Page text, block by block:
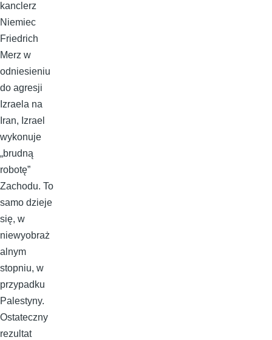
kanclerz
Niemiec
Friedrich
Merz w
odniesieniu
do agresji
Izraela na
Iran, Izrael
wykonuje
„brudną
robotę”
Zachodu. To
samo dzieje
się, w
niewyobraż
alnym
stopniu, w
przypadku
Palestyny.
Ostateczny
rezultat